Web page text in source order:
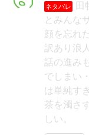
ネタバレ
田
とみんな
顔を忘れ
訳あり浪
話の進み
でしまい
は単純す
茶を濁さ
しい。